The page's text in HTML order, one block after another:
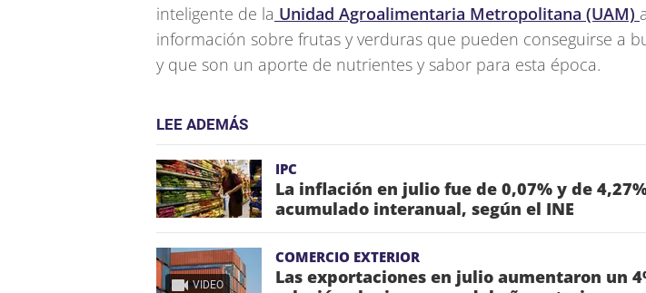
inteligente de la Unidad Agroalimentaria Metropolitana (UAM)
información sobre frutas y verduras que pueden conseguirse a
y que son un aporte de nutrientes y sabor para esta época.
LEE ADEMÁS
IPC
La inflación en julio fue de 0,07% y de
acumulado interanual, según el INE
VIDEO
COMERCIO EXTERIOR
Las exportaciones en julio aumentaron un